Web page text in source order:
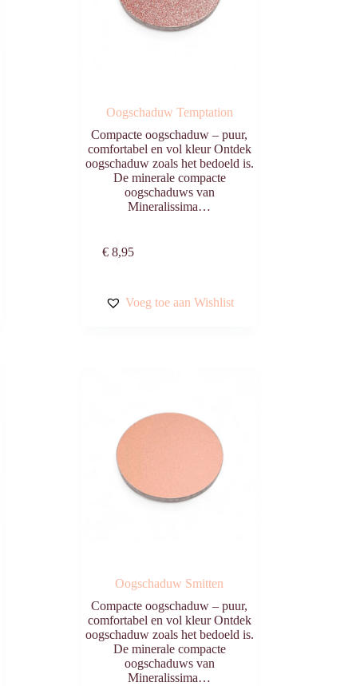
Oogschaduw Temptation
Compacte oogschaduw – puur,
comfortabel en vol kleur Ontdek
oogschaduw zoals het bedoeld is.
De minerale compacte
oogschaduws van
Mineralissima…
€8,95
Voeg toe aan Wishlist
Oogschaduw Smitten
Compacte oogschaduw – puur,
comfortabel en vol kleur Ontdek
oogschaduw zoals het bedoeld is.
De minerale compacte
oogschaduws van
Mineralissima…